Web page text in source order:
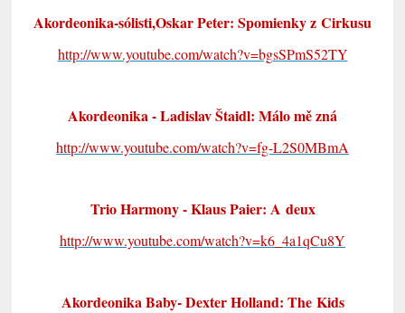
Akordeonika-sólisti,Oskar Peter: Spomienky z Cirkusu
http://www.youtube.com/watch?v=bgsSPmS52TY
Akordeonika - Ladislav Štaidl: Málo mě zná
http://www.youtube.com/watch?v=fg-L2S0MBmA
Trio Harmony - Klaus Paier: A deux
http://www.youtube.com/watch?v=k6_4a1qCu8Y
Akordeonika Baby- Dexter Holland: The Kids